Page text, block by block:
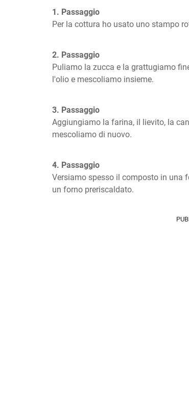
1. Passaggio
Per la cottura ho usato uno stampo
2. Passaggio
Puliamo la zucca e la grattugiamo
l'olio e mescoliamo insieme.
3. Passaggio
Aggiungiamo la farina, il lievito, la
mescoliamo di nuovo.
4. Passaggio
Versiamo spesso il composto in una
un forno preriscaldato.